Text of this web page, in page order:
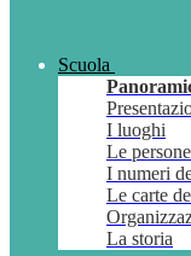
Scuola
I luoghi
Le persone
I numeri
Le carte
La storia